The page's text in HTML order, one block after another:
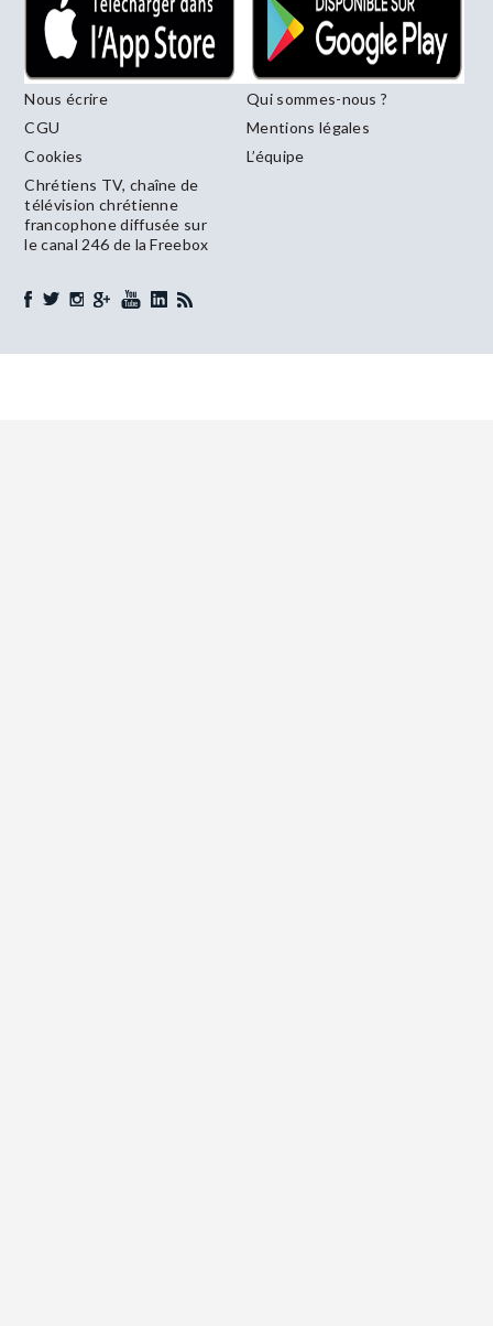
Nous écrire
Qui sommes-nous ?
CGU
Mentions légales
Cookies
L’équipe
Chrétiens TV, chaîne de
télévision chrétienne
francophone diffusée sur
le canal 246 de la Freebox